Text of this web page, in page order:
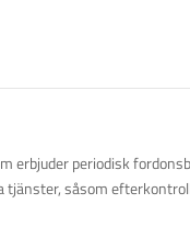
periodisk
såsom